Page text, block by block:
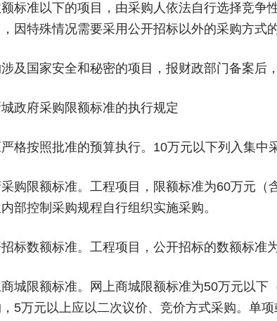
标准以下的项目，由采购人依法自行选择竞
因特殊情况需要采用公开招标以外的采购方式
及国家安全和秘密的项目，报财政部门备案后
政府采购限额标准的执行规定
格按照批准的预算执行。10万元以下列入集中
采购限额标准。工程项目，限额标准为60万元
部控制采购规程自行组织实施采购。
招标数额标准。工程项目，公开招标的数额标
商城限额标准。网上商城限额标准为50万元以
5万元以上应以二次议价、竞价方式采购。单